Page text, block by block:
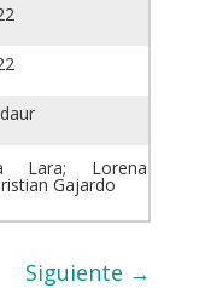
Lara; Lorena
Gajardo
Siguiente →